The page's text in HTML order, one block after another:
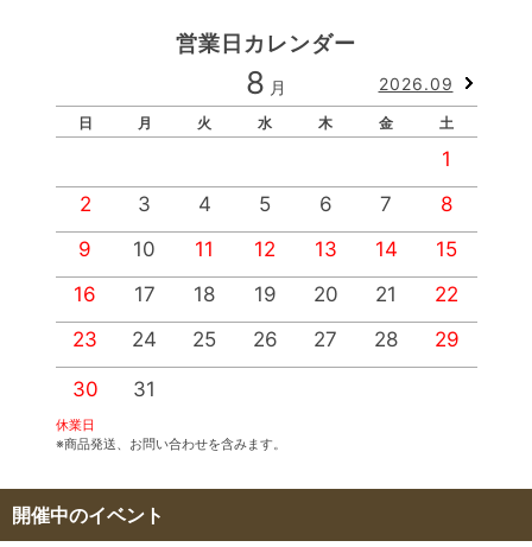
営業日カレンダー
8 月 2026.09
日 月 火 水 木 金 土
1
2
3 4 5 6 7
8
9
10 11 12 13 14
15
16
17 18 19 20 21
22
23
24 25 26 27 28 29
30 31
休業日
※商品発送、お問い合わせを含みます。
開催中のイベント